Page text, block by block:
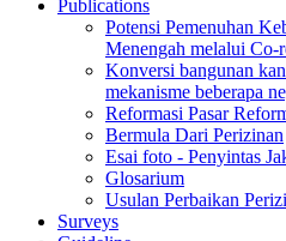
Publications
Potensi Pemenuhan
Menengah melalui Co-
Konversi bangunan
mekanisme beberapa
Reformasi Pasar
Bermula Dari Perizinan
Esai foto - Penyintas
Glosarium
Usulan Perbaikan
Surveys